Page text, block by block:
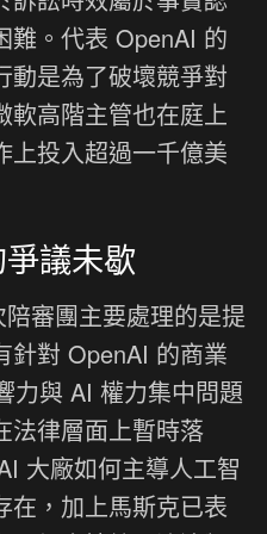
難。代表 OpenAI 的
動是為了破壞競爭對
軟高階主管也在庭上
上投入超過一千億美
議未歇
審團主要處理的是提
針對 OpenAI 的商業
力與 AI 權力集中問題
法律層面上暫時落
大廠如何主導人工智
在，加上馬斯克已表